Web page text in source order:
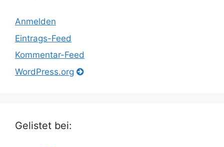
Anmelden
Eintrags-Feed
Kommentar-Feed
WordPress.org
Gelistet bei: